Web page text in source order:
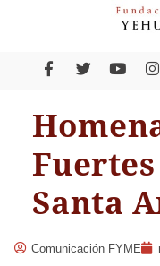
Fuertes
Santa
Comunicación FYME